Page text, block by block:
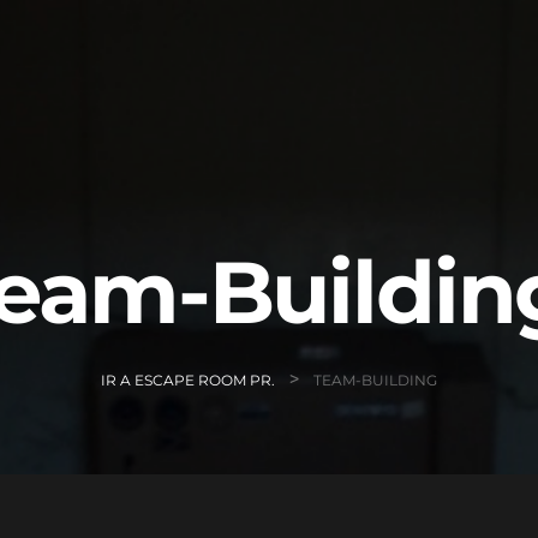
IR A ESCAPE ROOM PR. > TEAM-BUILDING